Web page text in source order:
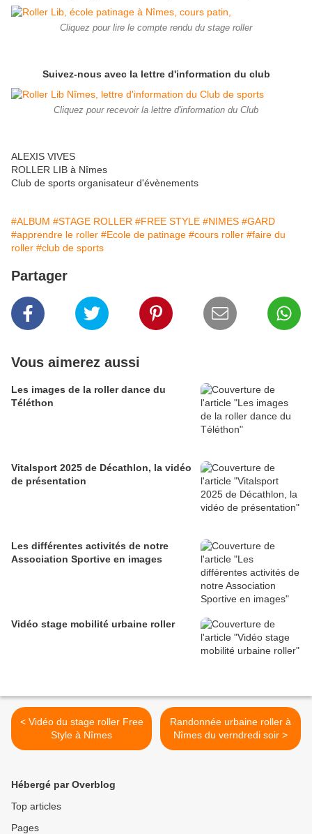
Cliquez pour lire le compte rendu du stage roller
Suivez-nous avec la lettre d'information du club
Cliquez pour recevoir la lettre d'information du Club
ALEXIS VIVES
ROLLER LIB à Nîmes
Club de sports organisateur d'évènements
#ALBUM #STAGE ROLLER #FREE STYLE #NIMES #GARD
#apprendre le roller #Ecole de patinage #cours roller #faire du
roller #club de sports
Partager
Vous aimerez aussi
Les images de la roller dance du
Téléthon
Vitalsport 2025 de Décathlon, la vidéo
de présentation
Les différentes activités de notre
Association Sportive en images
Vidéo stage mobilité urbaine roller
< Vidéo du stage roller Free
Style à Nîmes
Randonnée urbaine roller à
Nîmes du verndredi soir >
Hébergé par Overblog
Top articles
Pages